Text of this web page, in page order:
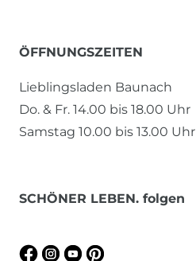
ÖFFNUNGSZEITEN
Lieblingsladen Baunach
Do. & Fr. 14.00 bis 18.00 Uhr
Samstag 10.00 bis 13.00 Uhr
SCHÖNER LEBEN. folgen